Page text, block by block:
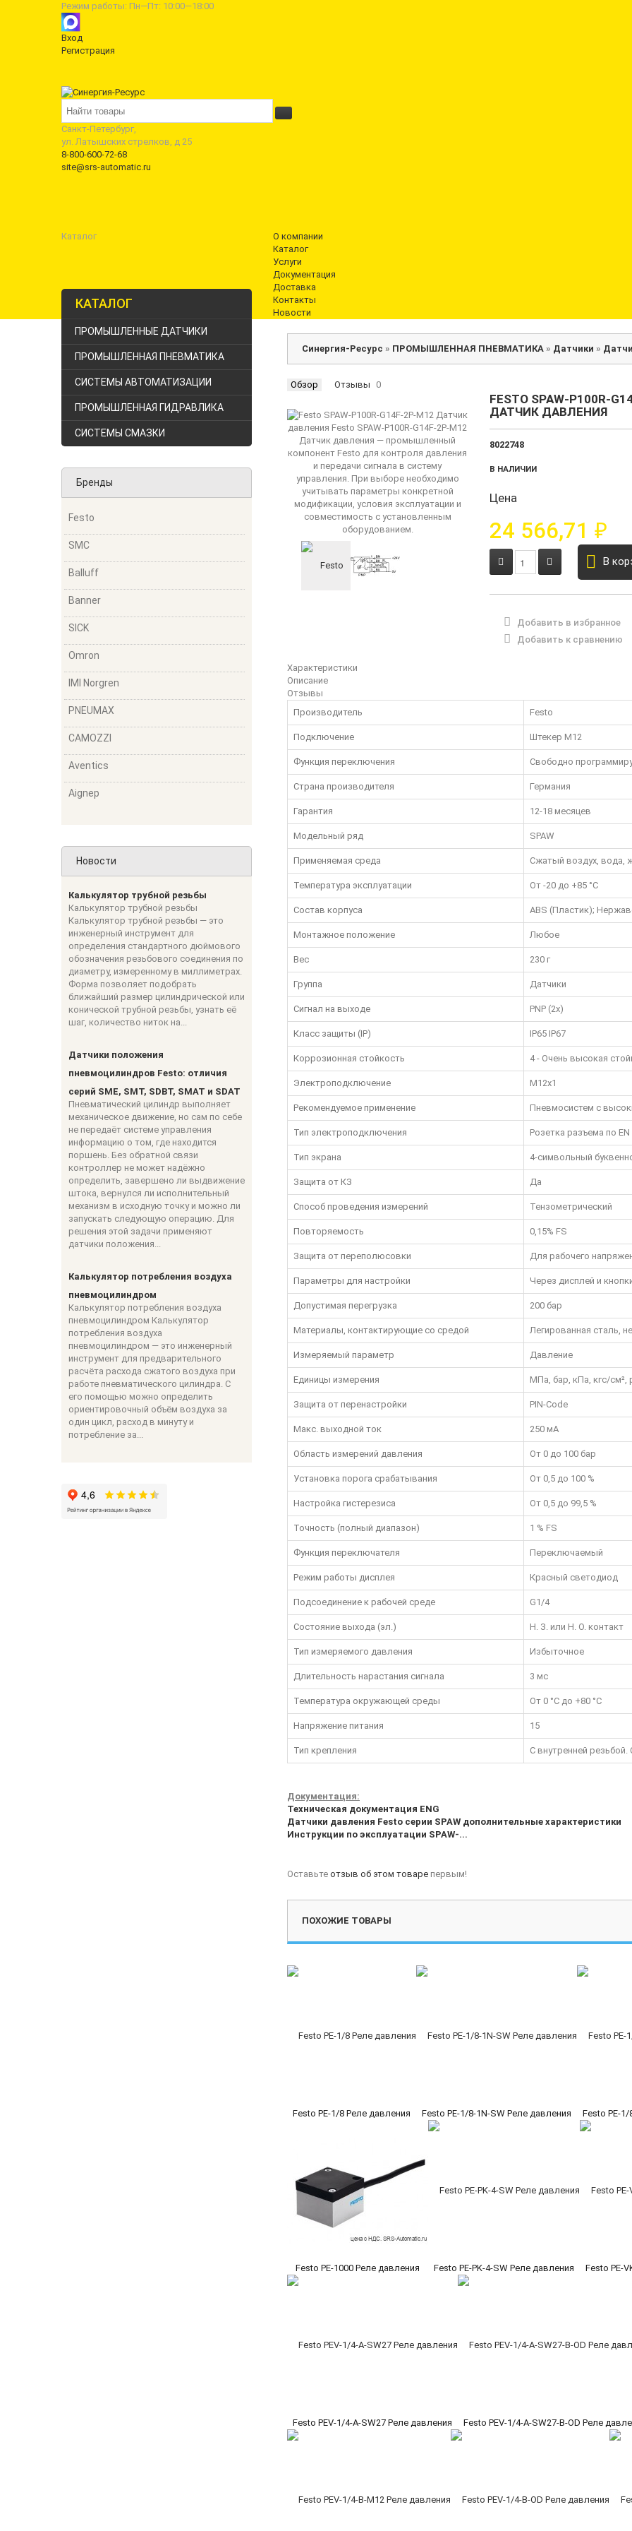
Режим работы: Пн—Пт: 10:00—18:00
Вход
Регистрация
Санкт-Петербург,
ул. Латышских стрелков, д 25
8-800-600-72-68
site@srs-automatic.ru
Каталог
О компании
Каталог
Услуги
Документация
Доставка
Контакты
Новости
КАТАЛОГ
ПРОМЫШЛЕННЫЕ ДАТЧИКИ
ПРОМЫШЛЕННАЯ ПНЕВМАТИКА
СИСТЕМЫ АВТОМАТИЗАЦИИ
ПРОМЫШЛЕННАЯ ГИДРАВЛИКА
СИСТЕМЫ СМАЗКИ
Бренды
Festo
SMC
Balluff
Banner
SICK
Omron
IMI Norgren
PNEUMAX
CAMOZZI
Aventics
Aignep
Новости
Калькулятор трубной резьбы
Калькулятор трубной резьбы
Калькулятор трубной резьбы — это
инженерный инструмент для
определения стандартного дюймового
обозначения резьбового соединения по
диаметру, измеренному в миллиметрах.
Форма позволяет подобрать
ближайший размер цилиндрической или
конической трубной резьбы, узнать её
шаг, количество ниток на...
Датчики положения
пневмоцилиндров Festo: отличия
серий SME, SMT, SDBT, SMAT и SDAT
Пневматический цилиндр выполняет
механическое движение, но сам по себе
не передаёт системе управления
информацию о том, где находится
поршень. Без обратной связи
контроллер не может надёжно
определить, завершено ли выдвижение
штока, вернулся ли исполнительный
механизм в исходную точку и можно ли
запускать следующую операцию. Для
решения этой задачи применяют
датчики положения...
Калькулятор потребления воздуха
пневмоцилиндром
Калькулятор потребления воздуха
пневмоцилиндром Калькулятор
потребления воздуха
пневмоцилиндром — это инженерный
инструмент для предварительного
расчёта расхода сжатого воздуха при
работе пневматического цилиндра. С
его помощью можно определить
ориентировочный объём воздуха за
один цикл, расход в минуту и
потребление за...
Синергия-Ресурс » ПРОМЫШЛЕННАЯ ПНЕВМАТИКА » Датчики »
Обзор Отзывы 0
FESTO SPAW-P100R-
ДАТЧИК ДАВЛЕНИЯ
8022748
В НАЛИЧИИ
Цена
24 566,71 ₽
В
Добавить в избранное
Добавить к сравнению
Характеристики
Описание
Отзывы
Производитель
Festo
Подключение Штекер М12
Функция переключения Свободно
Страна производителя Германия
Гарантия 12-18 месяцев
Модельный ряд SPAW
Применяемая среда Сжатый воздух, вода,
Температура эксплуатации От -20 до +85 °C
Состав корпуса ABS (Пластик);
Монтажное положение Любое
Вес 230 г
Группа Датчики
Сигнал на выходе PNP (2x)
Класс защиты (IP) IP65 IP67
Коррозионная стойкость 4 - Очень высокая
Электроподключение M12x1
Рекомендуемое применение Пневмосистем с
Тип электроподключения Розетка разъема по EN
Тип экрана 4-символьный
Защита от КЗ Да
Способ проведения измерений Тензометрический
Повторяемость 0,15% FS
Защита от переполюсовки Для рабочего
Параметры для настройки Через дисплей и
Допустимая перегрузка 200 бар
Материалы, контактирующие со средой Легированная сталь,
Измеряемый параметр Давление
Единицы измерения МПа, бар, кПа, кгс/см²,
Защита от перенастройки PIN-Code
Макс. выходной ток 250 мА
Область измерений давления От 0 до 100 бар
Установка порога срабатывания От 0,5 до 100 %
Настройка гистерезиса От 0,5 до 99,5 %
Точность (полный диапазон) 1 % FS
Функция переключателя Переключаемый
Режим работы дисплея Красный светодиод
Подсоединение к рабочей среде G1/4
Состояние выхода (эл.) Н. З. или Н. О. контакт
Тип измеряемого давления Избыточное
Длительность нарастания сигнала 3 мс
Температура окружающей среды От 0 °C до +80 °C
Напряжение питания 15
Тип крепления С внутренней
Документация:
Техническая документация ENG
Датчики давления Festo серии SPAW дополнительные характеристики
Инструкции по эксплуатации SPAW-...
Оставьте отзыв об этом товаре первым!
ПОХОЖИЕ ТОВАРЫ
Festo PE-1/8 Реле давления Festo PE-1/8-1N-SW Реле давления Festo PE-
Festo PE-1000 Реле давления Festo PE-PK-4-SW Реле давления Festo PE-
Festo PEV-1/4-A-SW27 Реле давления Festo PEV-1/4-A-SW27-B-OD Реле